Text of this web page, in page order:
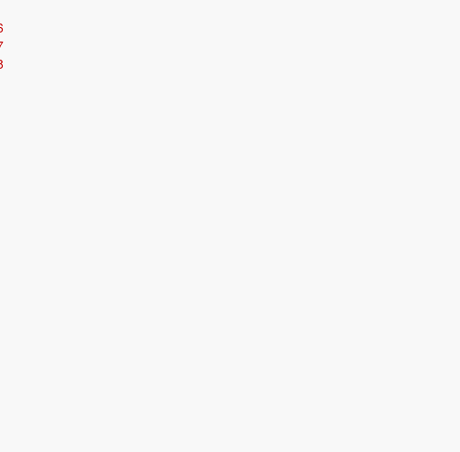
âm dương
tố tượng trưng chi phối tính cát - hung của từng ngày. Mỗi ngày thường có cả
đó nên hay nên kiêng làm việc gì.